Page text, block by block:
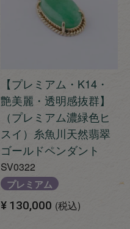
【プレミアム・K14・
艶美麗・透明感抜群】
（プレミアム濃緑色ヒ
スイ）糸魚川天然翡翠
ゴールドペンダント
SV0322
プレミアム
¥ 130,000 税込